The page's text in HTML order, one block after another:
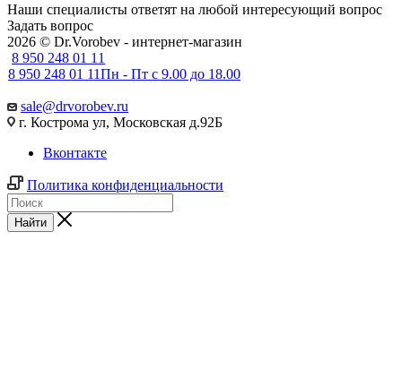
Наши специалисты ответят на любой интересующий вопрос
Задать вопрос
2026 © Dr.Vorobev - интернет-магазин
8 950 248 01 11
8 950 248 01 11Пн - Пт с 9.00 до 18.00
sale@drvorobev.ru
г. Кострома ул, Московская д.92Б
Вконтакте
Политика конфиденциальности
Найти